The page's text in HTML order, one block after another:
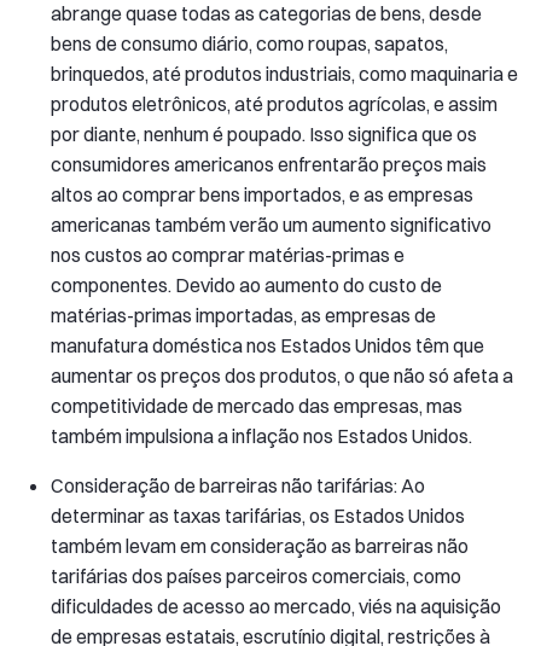
abrange quase todas as categorias de bens, desde
bens de consumo diário, como roupas, sapatos,
brinquedos, até produtos industriais, como maquinaria e
produtos eletrônicos, até produtos agrícolas, e assim
por diante, nenhum é poupado. Isso significa que os
consumidores americanos enfrentarão preços mais
altos ao comprar bens importados, e as empresas
americanas também verão um aumento significativo
nos custos ao comprar matérias-primas e
componentes. Devido ao aumento do custo de
matérias-primas importadas, as empresas de
manufatura doméstica nos Estados Unidos têm que
aumentar os preços dos produtos, o que não só afeta a
competitividade de mercado das empresas, mas
também impulsiona a inflação nos Estados Unidos.
Consideração de barreiras não tarifárias: Ao
determinar as taxas tarifárias, os Estados Unidos
também levam em consideração as barreiras não
tarifárias dos países parceiros comerciais, como
dificuldades de acesso ao mercado, viés na aquisição
de empresas estatais, escrutínio digital, restrições à